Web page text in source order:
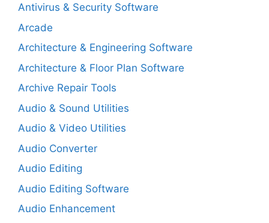
Antivirus & Security Software
Arcade
Architecture & Engineering Software
Architecture & Floor Plan Software
Archive Repair Tools
Audio & Sound Utilities
Audio & Video Utilities
Audio Converter
Audio Editing
Audio Editing Software
Audio Enhancement